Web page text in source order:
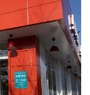
развили
крупным